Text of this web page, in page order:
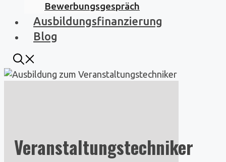
Bewerbungsgespräch
Ausbildungsfinanzierung
Blog
Veranstaltungstechniker